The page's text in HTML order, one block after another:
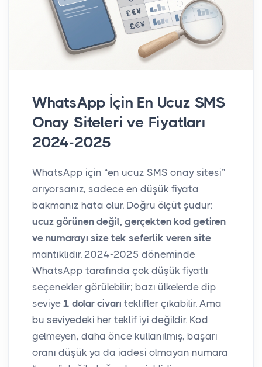
WhatsApp İçin En Ucuz SMS
Onay Siteleri ve Fiyatları
2024-2025
WhatsApp için “en ucuz SMS onay sitesi”
arıyorsanız, sadece en düşük fiyata
bakmanız hata olur. Doğru ölçüt şudur:
ucuz görünen değil, gerçekten kod getiren
ve numarayı size tek seferlik veren site
mantıklıdır. 2024-2025 döneminde
WhatsApp tarafında çok düşük fiyatlı
seçenekler görülebilir; bazı ülkelerde dip
seviye 1 dolar civarı teklifler çıkabilir. Ama
bu seviyedeki her teklif iyi değildir. Kod
gelmeyen, daha önce kullanılmış, başarı
oranı düşük ya da iadesi olmayan numara